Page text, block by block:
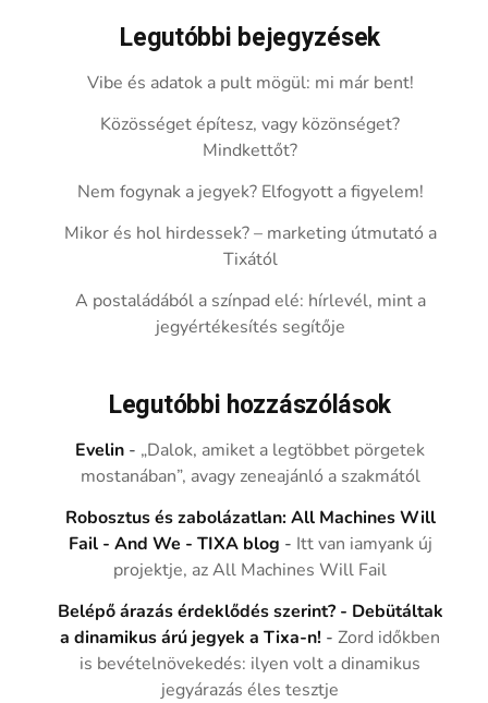
Legutóbbi bejegyzések
Vibe és adatok a pult mögül: mi már bent!
Közösséget építesz, vagy közönséget?
Mindkettőt?
Nem fogynak a jegyek? Elfogyott a figyelem!
Mikor és hol hirdessek? – marketing útmutató a
Tixától
A postaládából a színpad elé: hírlevél, mint a
jegyértékesítés segítője
Legutóbbi hozzászólások
Evelin - „Dalok, amiket a legtöbbet pörgetek
mostanában”, avagy zeneajánló a szakmától
Robosztus és zabolázatlan: All Machines Will
Fail - And We - TIXA blog - Itt van iamyank új
projektje, az All Machines Will Fail
Belépő árazás érdeklődés szerint? - Debütáltak
a dinamikus árú jegyek a Tixa-n! -Zord időkben
is bevételnövekedés: ilyen volt a dinamikus
jegyárazás éles tesztje